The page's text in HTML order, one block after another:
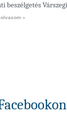
beszélgetés
»